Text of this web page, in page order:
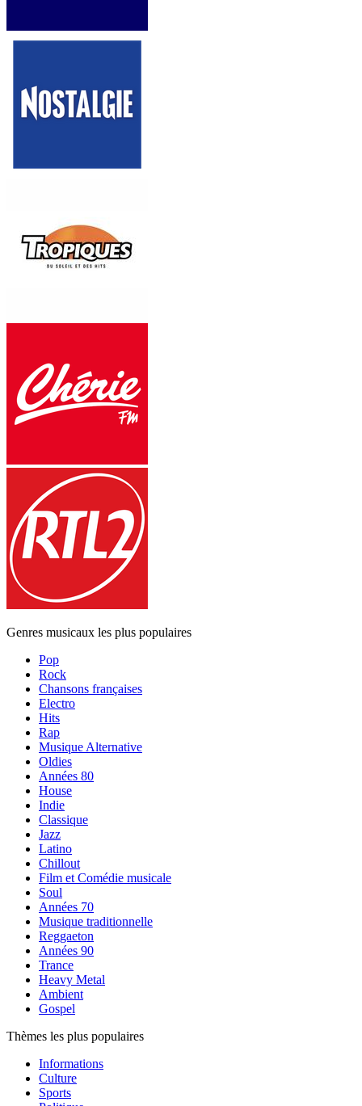
Genres musicaux les plus populaires
Pop
Rock
Chansons françaises
Electro
Hits
Rap
Musique Alternative
Oldies
Années 80
House
Indie
Classique
Jazz
Latino
Chillout
Film et Comédie musicale
Soul
Années 70
Musique traditionnelle
Reggaeton
Années 90
Trance
Heavy Metal
Ambient
Gospel
Thèmes les plus populaires
Informations
Culture
Sports